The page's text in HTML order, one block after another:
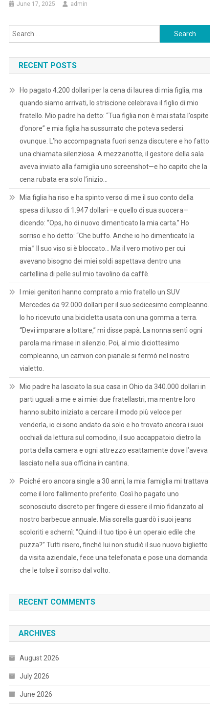
June 17, 2025 admin
Search
for:
RECENT POSTS
Ho pagato 4.200 dollari per la cena di laurea di mia figlia, ma
quando siamo arrivati, lo striscione celebrava il figlio di mio
fratello. Mio padre ha detto: “Tua figlia non è mai stata l’ospite
d’onore” e mia figlia ha sussurrato che poteva sedersi
ovunque. L’ho accompagnata fuori senza discutere e ho fatto
una chiamata silenziosa. A mezzanotte, il gestore della sala
aveva inviato alla famiglia uno screenshot—e ho capito che la
cena rubata era solo l’inizio…
Mia figlia ha riso e ha spinto verso di me il suo conto della
spesa di lusso di 1.947 dollari—e quello di sua suocera—
dicendo: “Ops, ho di nuovo dimenticato la mia carta.” Ho
sorriso e ho detto: “Che buffo. Anche io ho dimenticato la
mia.” Il suo viso si è bloccato… Ma il vero motivo per cui
avevano bisogno dei miei soldi aspettava dentro una
cartellina di pelle sul mio tavolino da caffè.
I miei genitori hanno comprato a mio fratello un SUV
Mercedes da 92.000 dollari per il suo sedicesimo compleanno.
Io ho ricevuto una bicicletta usata con una gomma a terra.
“Devi imparare a lottare,” mi disse papà. La nonna sentì ogni
parola ma rimase in silenzio. Poi, al mio diciottesimo
compleanno, un camion con pianale si fermò nel nostro
vialetto.
Mio padre ha lasciato la sua casa in Ohio da 340.000 dollari in
parti uguali a me e ai miei due fratellastri, ma mentre loro
hanno subito iniziato a cercare il modo più veloce per
venderla, io ci sono andato da solo e ho trovato ancora i suoi
occhiali da lettura sul comodino, il suo accappatoio dietro la
porta della camera e ogni attrezzo esattamente dove l’aveva
lasciato nella sua officina in cantina.
Poiché ero ancora single a 30 anni, la mia famiglia mi trattava
come il loro fallimento preferito. Così ho pagato uno
sconosciuto discreto per fingere di essere il mio fidanzato al
nostro barbecue annuale. Mia sorella guardò i suoi jeans
scoloriti e schernì: “Quindi il tuo tipo è un operaio edile che
puzza?” Tutti risero, finché lui non studiò il suo nuovo biglietto
da visita aziendale, fece una telefonata e pose una domanda
che le tolse il sorriso dal volto.
RECENT COMMENTS
ARCHIVES
August 2026
July 2026
June 2026